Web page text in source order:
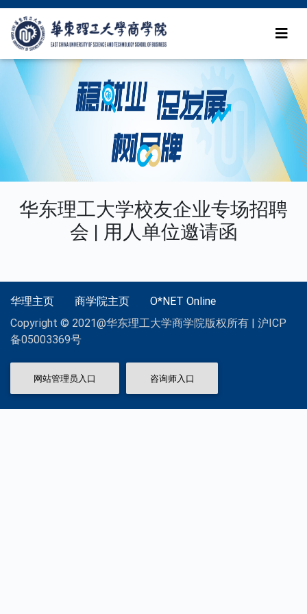
华东理工大学校友企业专场招聘
会 | 用人单位邀请函
华理主页 商学院主页
O*NET Online
Copyright © 2021@华东理工大学商学院版权所有 | 沪ICP
备05003369号
网站管理员入口 咨询师入口